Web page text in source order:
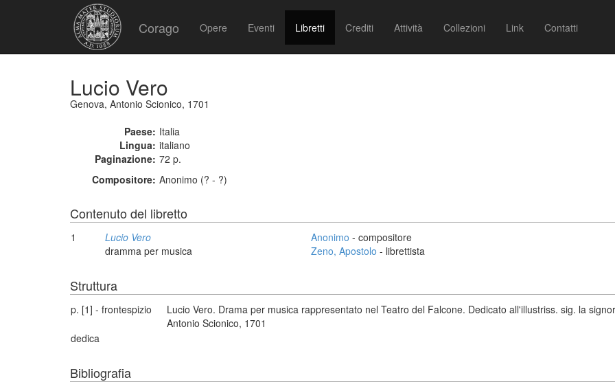
Corago Opere Eventi Libretti Crediti Attività Collezioni Link Contatti
Lucio Vero
Genova, Antonio Scionico, 1701
Paese: Italia
Lingua: italiano
Paginazione: 72 p.
Compositore: Anonimo (? - ?)
Contenuto del libretto
1
Lucio Vero
dramma per musica
Anonimo - compositore
Zeno, Apostolo - librettista
Struttura
p. [1] - frontespizio
Lucio Vero. Drama per musica rappresentato nel Teatro del Falcone. Dedicato all'illustriss. sig. la
Antonio Scionico, 1701
dedica
Bibliografia